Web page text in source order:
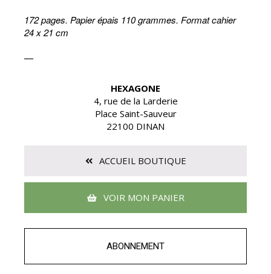
172 pages. Papier épais 110 grammes. Format cahier
24 x 21 cm
—
HEXAGONE
4, rue de la Larderie
Place Saint-Sauveur
22100 DINAN
ACCUEIL BOUTIQUE
VOIR MON PANIER
ABONNEMENT